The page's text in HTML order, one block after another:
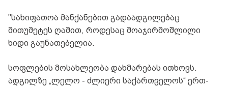
"სახიფათოა მანქანებით გადაადგილებაც
მითუმეტეს ღამით, როდესაც მოაჯირმოშლილი
ხიდი გაუნათებელია.
სოფლების მოსახლეობა დახმარებას ითხოვს.
ადგილზე „ლელო - ძლიერი საქართველოს“ ერთ-